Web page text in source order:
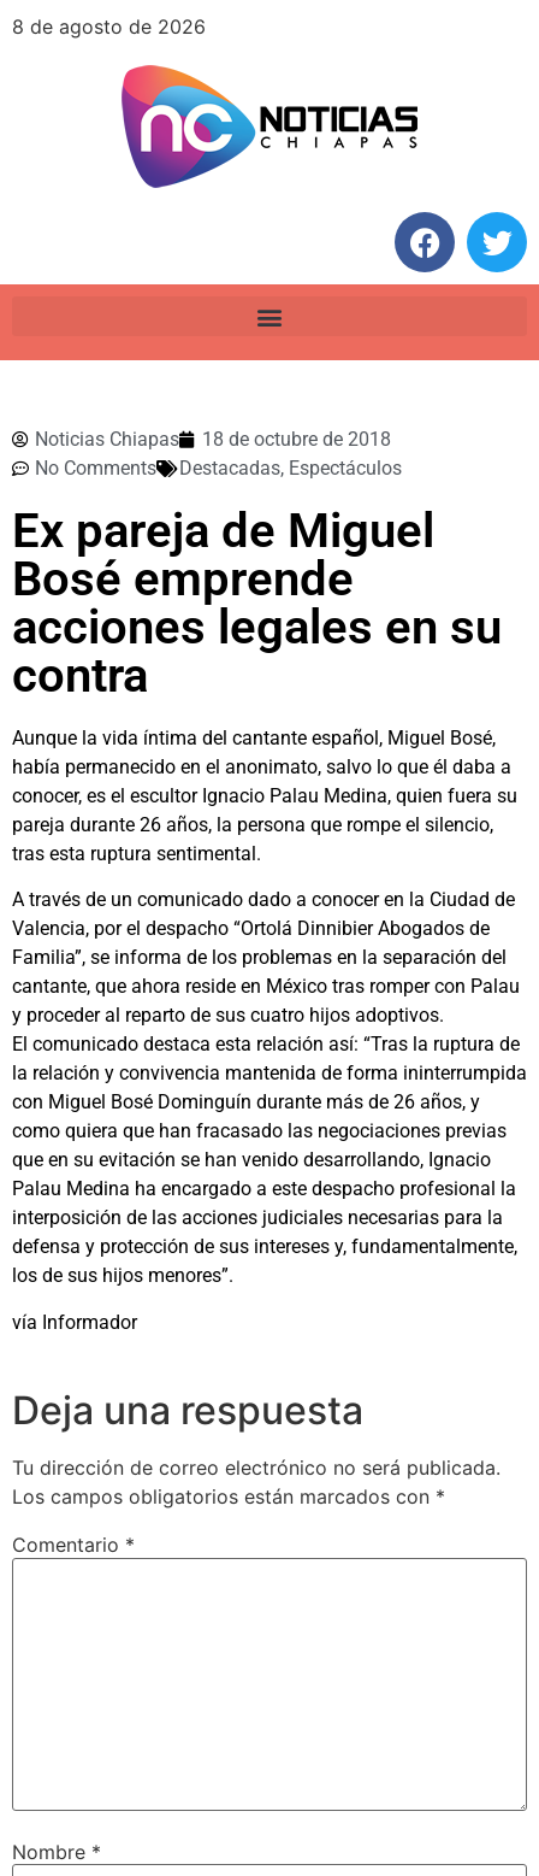
8 de agosto de 2026
Noticias Chiapas
18 de octubre de 2018
No Comments
Destacadas, Espectáculos
Ex pareja de Miguel
Bosé emprende
acciones legales en su
contra
Aunque la vida íntima del cantante español, Miguel Bosé,
había permanecido en el anonimato, salvo lo que él daba a
conocer, es el escultor Ignacio Palau Medina, quien fuera su
pareja durante 26 años, la persona que rompe el silencio,
tras esta ruptura sentimental.
A través de un comunicado dado a conocer en la Ciudad de
Valencia, por el despacho “Ortolá Dinnibier Abogados de
Familia”, se informa de los problemas en la separación del
cantante, que ahora reside en México tras romper con Palau
y proceder al reparto de sus cuatro hijos adoptivos.
El comunicado destaca esta relación así: “Tras la ruptura de
la relación y convivencia mantenida de forma ininterrumpida
con Miguel Bosé Dominguín durante más de 26 años, y
como quiera que han fracasado las negociaciones previas
que en su evitación se han venido desarrollando, Ignacio
Palau Medina ha encargado a este despacho profesional la
interposición de las acciones judiciales necesarias para la
defensa y protección de sus intereses y, fundamentalmente,
los de sus hijos menores”.
vía Informador
Deja una respuesta
Tu dirección de correo electrónico no será publicada.
Los campos obligatorios están marcados con *
Comentario *
Nombre *